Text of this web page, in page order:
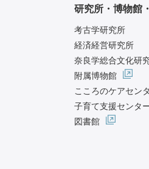
研究所・博物館
考古学研究所
経済経営研究所
奈良学総合文化研
附属博物館
こころのケアセン
子育て支援センタ
図書館